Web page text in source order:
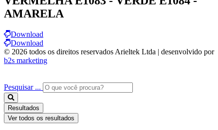
AMARELA
Download
Download
© 2026 todos os direitos reservados Arieltek Ltda | desenvolvido por
b2s marketing
Pesquisar ...
Resultados
Ver todos os resultados